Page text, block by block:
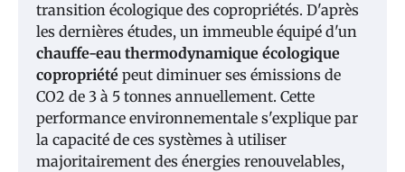
transition écologique des copropriétés. D'après
les dernières études, un immeuble équipé d'un
chauffe-eau thermodynamique écologique
copropriété peut diminuer ses émissions de
CO2 de 3 à 5 tonnes annuellement. Cette
performance environnementale s'explique par
la capacité de ces systèmes à utiliser
majoritairement des énergies renouvelables,